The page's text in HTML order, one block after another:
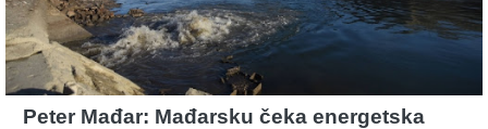
Peter Mađar: Mađarsku čeka energetska